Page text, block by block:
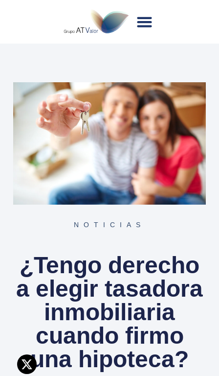
NOTICIAS
¿Tengo derecho
a elegir tasadora
inmobiliaria
cuando firmo
una hipoteca?